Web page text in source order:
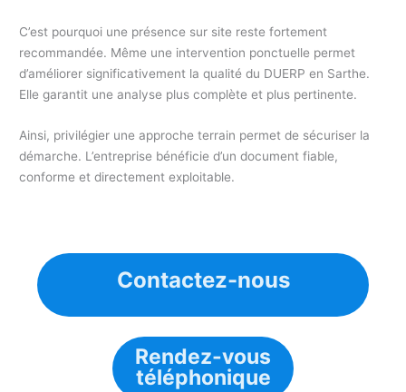
C’est pourquoi une présence sur site reste fortement
recommandée. Même une intervention ponctuelle permet
d’améliorer significativement la qualité du DUERP en Sarthe.
Elle garantit une analyse plus complète et plus pertinente.
Ainsi, privilégier une approche terrain permet de sécuriser la
démarche. L’entreprise bénéficie d’un document fiable,
conforme et directement exploitable.
Contactez-nous
Rendez-vous
téléphonique